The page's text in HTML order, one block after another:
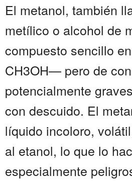
El metanol, también
metílico o alcohol de
compuesto sencillo
CH3OH— pero de
potencialmente
con descuido. El
líquido incoloro,
al etanol, lo que lo
especialmente